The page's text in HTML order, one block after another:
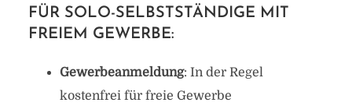
FÜR SOLO-SELBSTSTÄNDIGE MIT
FREIEM GEWERBE:
Gewerbeanmeldung: In der Regel
kostenfrei für freie Gewerbe